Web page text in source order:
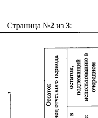
Страница №2из 3: